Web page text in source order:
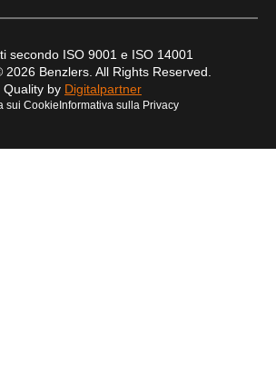
secondo ISO 9001 e ISO 14001
Benzlers. All Rights Reserved.
Quality by Digitalpartner
sui CookieInformativa sulla Privacy